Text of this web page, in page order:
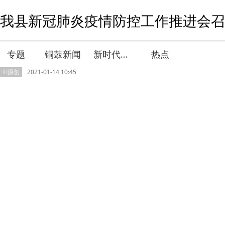
我县新冠肺炎疫情防控工作推进会
专题 铜鼓新闻 新时代文明实践 热点
©原创 2021-01-14 10:45